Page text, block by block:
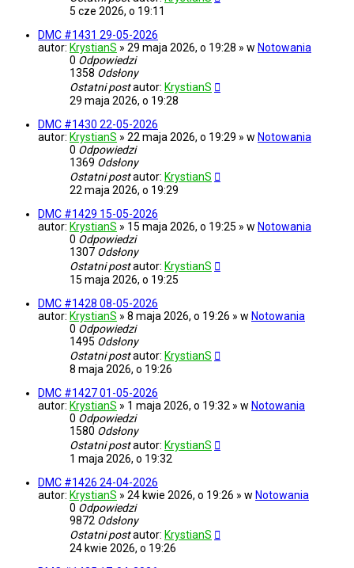
5 cze 2026, o 19:11
DMC #1431 29-05-2026
autor: KrystianS » 29 maja 2026, o 19:28 » w Notowania
0 Odpowiedzi
1358 Odsłony
Ostatni postautor: KrystianS
29 maja 2026, o 19:28
DMC #1430 22-05-2026
autor: KrystianS » 22 maja 2026, o 19:29 » w Notowania
0 Odpowiedzi
1369 Odsłony
Ostatni postautor: KrystianS
22 maja 2026, o 19:29
DMC #1429 15-05-2026
autor: KrystianS » 15 maja 2026, o 19:25 » w Notowania
0 Odpowiedzi
1307 Odsłony
Ostatni postautor: KrystianS
15 maja 2026, o 19:25
DMC #1428 08-05-2026
autor: KrystianS » 8 maja 2026, o 19:26 » w Notowania
0 Odpowiedzi
1495 Odsłony
Ostatni postautor: KrystianS
8 maja 2026, o 19:26
DMC #1427 01-05-2026
autor: KrystianS » 1 maja 2026, o 19:32 » w Notowania
0 Odpowiedzi
1580 Odsłony
Ostatni postautor: KrystianS
1 maja 2026, o 19:32
DMC #1426 24-04-2026
autor: KrystianS » 24 kwie 2026, o 19:26 » w Notowania
0 Odpowiedzi
9872 Odsłony
Ostatni postautor: KrystianS
24 kwie 2026, o 19:26